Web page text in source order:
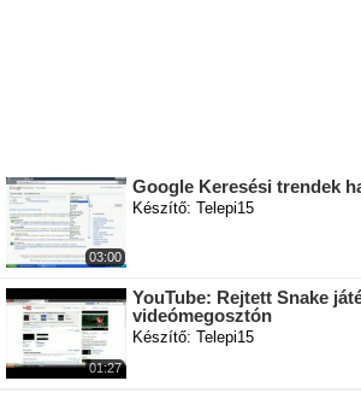
03:00
Google Keresési trendek
Készítő: Telepi15
01:27
YouTube: Rejtett Snake
videómegosztón
Készítő: Telepi15